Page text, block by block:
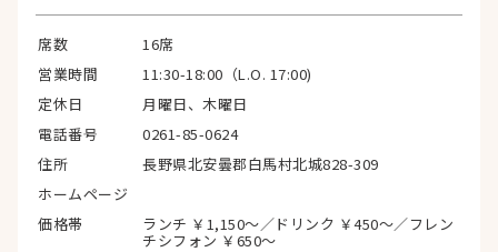
席数
16席
営業時間
11:30-18:00（L.O. 17:00)
定休日
月曜日、木曜日
電話番号
0261-85-0624
住所
長野県北安曇郡白馬村北城828-309
ホームページ
価格帯
ランチ ￥1,150〜／ドリンク ￥450〜／フレン
チシフォン ￥650〜